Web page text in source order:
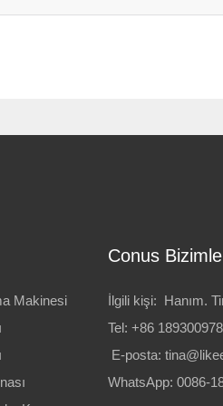
Makinesi
Conus Bizimle
İlgili kişi: Hanım.
Tel: +86
E-posta:
WhatsApp: 0086-